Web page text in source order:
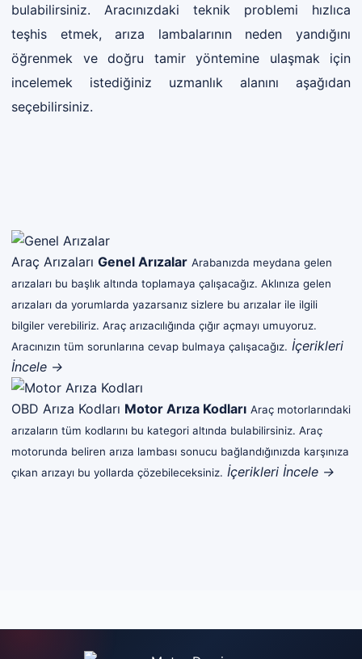
bulabilirsiniz. Aracınızdaki teknik problemi hızlıca
teşhis etmek, arıza lambalarının neden yandığını
öğrenmek ve doğru tamir yöntemine ulaşmak için
incelemek istediğiniz uzmanlık alanını aşağıdan
seçebilirsiniz.
Araç Arızaları Genel Arızalar Arabanızda meydana gelen
arızaları bu başlık altında toplamaya çalışacağız. Aklınıza gelen
arızaları da yorumlarda yazarsanız sizlere bu arızalar ile ilgili
bilgiler verebiliriz. Araç arızacılığında çığır açmayı umuyoruz.
Aracınızın tüm sorunlarına cevap bulmaya çalışacağız. İçerikleri
İncele →
OBD Arıza Kodları Motor Arıza Kodları Araç motorlarındaki
arızaların tüm kodlarını bu kategori altında bulabilirsiniz. Araç
motorunda beliren arıza lambası sonucu bağlandığınızda karşınıza
çıkan arızayı bu yollarda çözebileceksiniz. İçerikleri İncele →